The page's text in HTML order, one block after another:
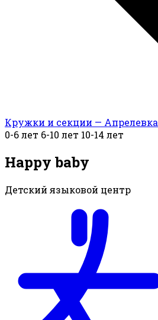
Кружки и секции — Апрелевка
0-6 лет 6-10 лет 10-14 лет
Happy baby
Детский языковой центр